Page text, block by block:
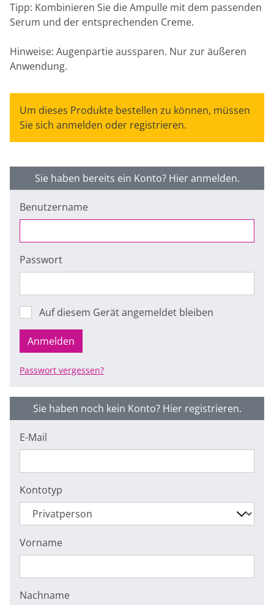
Tipp: Kombinieren Sie die Ampulle mit dem passenden
Serum und der entsprechenden Creme.
Hinweise: Augenpartie aussparen. Nur zur äußeren
Anwendung.
Um dieses Produkte bestellen zu können, müssen
Sie sich anmelden oder registrieren.
Sie haben bereits ein Konto? Hier anmelden.
Benutzername
Passwort
Auf diesem Gerät angemeldet bleiben
Anmelden
Passwort vergessen?
Sie haben noch kein Konto? Hier registrieren.
E-Mail
Kontotyp
Vorname
Nachname